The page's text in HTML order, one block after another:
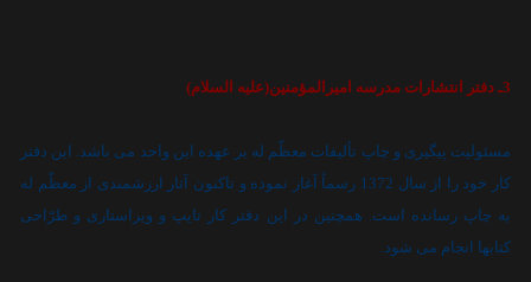
3ـ دفتر انتشارات مدرسه اميرالمؤمنين(عليه السلام)
مسئوليت پيگيرى و چاپ تأليفات معظّم له بر عهده اين واحد مى باشد. اين دفتر
کار خود را از سال 1372 رسماً آغاز نموده و تاکنون آثار ارزشمندى از معظّم له
به چاپ رسانده است. همچنين در اين دفتر کار تايپ و ويراستارى و طرّاحى
کتابها انجام مى شود.